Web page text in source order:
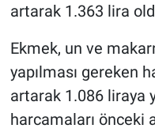
artarak 1.363 lira
Ekmek, un ve
yapılması gereken
artarak 1.086 liraya
harcamaları önceki